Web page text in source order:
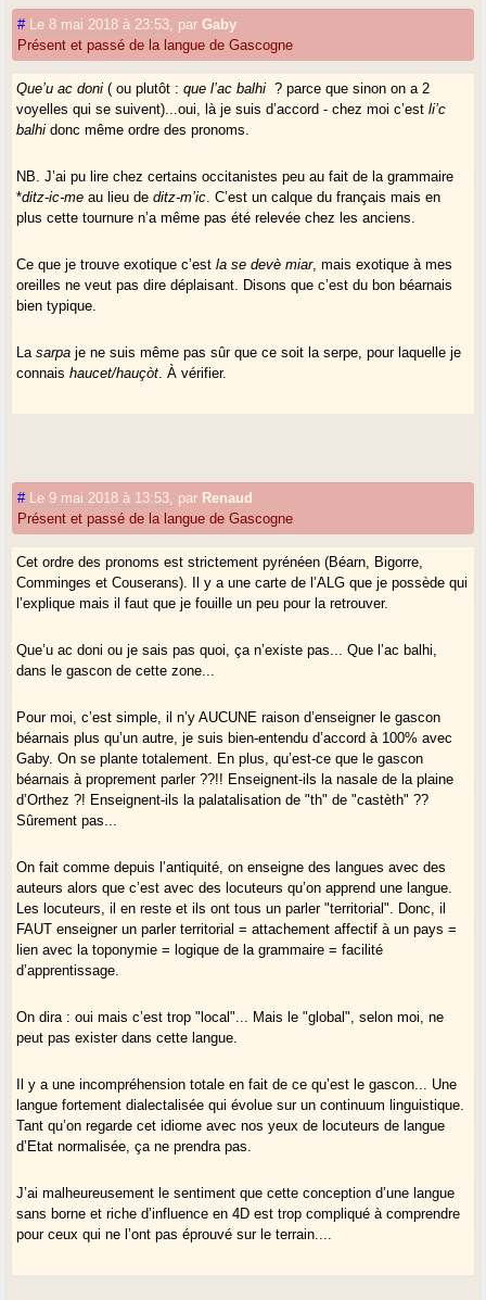
l’entende ce mot dans la bouche de certains parents trentenaires et
quadras.
# Le 8 mai 2018 à 23:53 parGaby
Présent et passé de la langue de Gascogne
Que’u ac doni ( ou plutôt :que l’ac balhi ? parce que sinon on a 2
voyelles qui se suivent)...oui, là je suis d’accord - chez moi c’estli’c
balhi donc même ordre des pronoms.
NB. J’ai pu lire chez certains occitanistes peu au fait de la grammaire
*ditz-ic-me au lieu deditz-m’ic . C’est un calque du français mais en
plus cette tournure n’a même pas été relevée chez les anciens.
Ce que je trouve exotique c’estla se devè miar, mais exotique à mes
oreilles ne veut pas dire déplaisant. Disons que c’est du bon béarnais
bien typique.
Lasarpa je ne suis même pas sûr que ce soit la serpe, pour laquelle je
connaishaucet/hauçòt . À vérifier.
# Le 9 mai 2018 à 13:53 par Renaud
Présent et passé de la langue de Gascogne
Cet ordre des pronoms est strictement pyrénéen (Béarn, Bigorre,
Comminges et Couserans). Il y a une carte de l’ALG que je possède qui
l’explique mais il faut que je fouille un peu pour la retrouver.
Que’u ac doni ou je sais pas quoi, ça n’existe pas... Que l’ac balhi,
dans le gascon de cette zone...
Pour moi, c’est simple, il n’y AUCUNE raison d’enseigner le gascon
béarnais plus qu’un autre, je suis bien-entendu d’accord à 100% avec
Gaby. On se plante totalement. En plus, qu’est-ce que le gascon
béarnais à proprement parler ??!! Enseignent-ils la nasale de la plaine
d’Orthez ?! Enseignent-ils la palatalisation de "th" de "castèth" ??
Sûrement pas...
On fait comme depuis l’antiquité, on enseigne des langues avec des
auteurs alors que c’est avec des locuteurs qu’on apprend une langue.
Les locuteurs, il en reste et ils ont tous un parler "territorial". Donc, il
FAUT enseigner un parler territorial = attachement affectif à un pays =
lien avec la toponymie = logique de la grammaire = facilité
d’apprentissage.
On dira : oui mais c’est trop "local"... Mais le "global", selon moi, ne
peut pas exister dans cette langue.
Il y a une incompréhension totale en fait de ce qu’est le gascon... Une
langue fortement dialectalisée qui évolue sur un continuum linguistique.
Tant qu’on regarde cet idiome avec nos yeux de locuteurs de langue
d’Etat normalisée, ça ne prendra pas.
J’ai malheureusement le sentiment que cette conception d’une langue
sans borne et riche d’influence en 4D est trop compliqué à comprendre
pour ceux qui ne l’ont pas éprouvé sur le terrain....